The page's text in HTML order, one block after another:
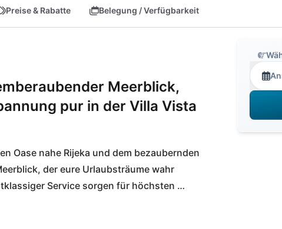
Preise & Rabatte Belegung / Verfügbarkeit
Meerblick,
pur in der Villa Vista
Oase nahe Rijeka und dem bezaubernden
der eure Urlaubsträume wahr
Service sorgen für höchsten
Sauna und das Fitnessstudio nutzt.